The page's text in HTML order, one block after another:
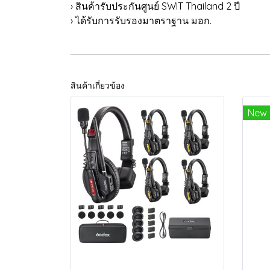
› สินค้ารับประกันศูนย์ SWIT Thailand 2 ปี
› ได้รับการรับรองมาตราฐาน มอก.
สินค้าเกี่ยวข้อง
New